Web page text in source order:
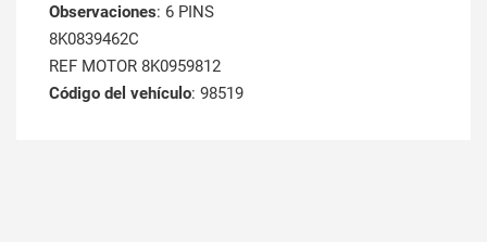
Observaciones: 6 PINS
8K0839462C
REF MOTOR 8K0959812
Código del vehículo: 98519